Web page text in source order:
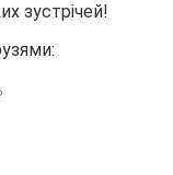
зустрічей!